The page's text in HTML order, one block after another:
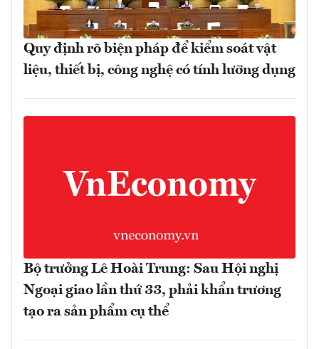
Quy định rõ biện pháp để kiểm soát vật
liệu, thiết bị, công nghệ có tính lưỡng dụng
Bộ trưởng Lê Hoài Trung: Sau Hội nghị
Ngoại giao lần thứ 33, phải khẩn trương
tạo ra sản phẩm cụ thể